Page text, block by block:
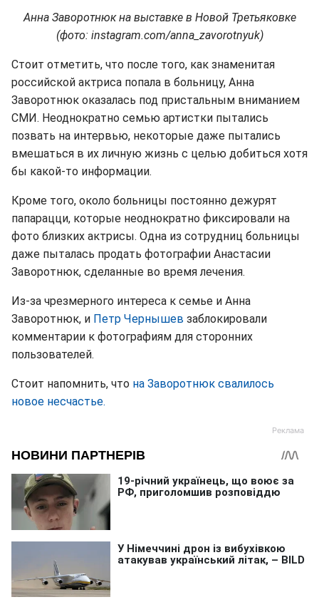
Анна Заворотнюк на выставке в Новой Третьяковке
(фото: instagram.com/anna_zavorotnyuk)
Стоит отметить, что после того, как знаменитая
российской актриса попала в больницу, Анна
Заворотнюк оказалась под пристальным вниманием
СМИ. Неоднократно семью артистки пытались
позвать на интервью, некоторые даже пытались
вмешаться в их личную жизнь с целью добиться хотя
бы какой-то информации.
Кроме того, около больницы постоянно дежурят
папарацци, которые неоднократно фиксировали на
фото близких актрисы. Одна из сотрудниц больницы
даже пыталась продать фотографии Анастасии
Заворотнюк, сделанные во время лечения.
Из-за чрезмерного интереса к семье и Анна
Заворотнюк, и Петр Чернышев заблокировали
комментарии к фотографиям для сторонних
пользователей.
Стоит напомнить, что на Заворотнюк свалилось
новое несчастье.